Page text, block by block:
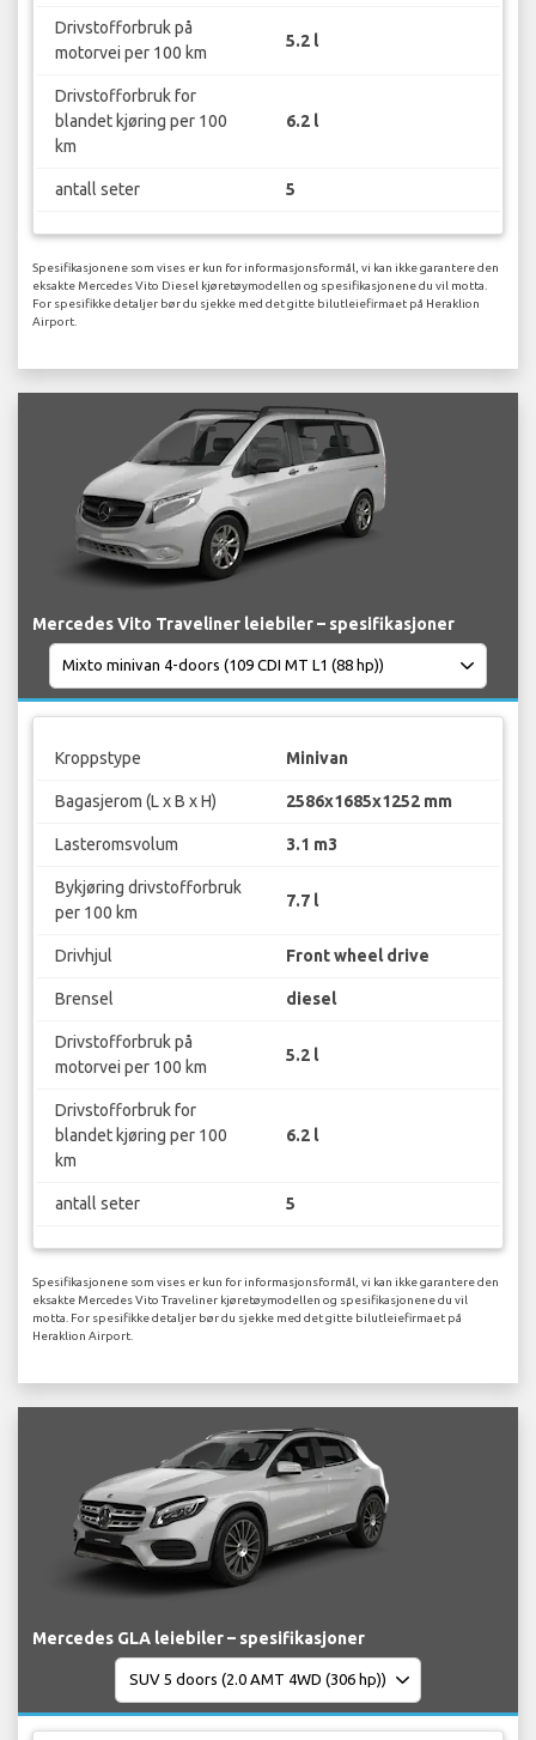
Drivstofforbruk på
motorvei per 100 km
5.2 l
Drivstofforbruk for
blandet kjøring per 100
km
6.2 l
antall seter 5
Spesifikasjonene som vises er kun for informasjonsformål, vi kan ikke garantere den
eksakte Mercedes Vito Diesel kjøretøymodellen og spesifikasjonene du vil motta.
For spesifikke detaljer bør du sjekke med det gitte bilutleiefirmaet på Heraklion
Airport.
Mercedes Vito Traveliner leiebiler – spesifikasjoner
Kroppstype Minivan
Bagasjerom (L x B x H) 2586x1685x1252 mm
Lasteromsvolum 3.1 m3
Bykjøring drivstofforbruk
per 100 km
7.7 l
Drivhjul Front wheel drive
Brensel diesel
Drivstofforbruk på
motorvei per 100 km
5.2 l
Drivstofforbruk for
blandet kjøring per 100
km
6.2 l
antall seter 5
Spesifikasjonene som vises er kun for informasjonsformål, vi kan ikke garantere den
eksakte Mercedes Vito Traveliner kjøretøymodellen og spesifikasjonene du vil
motta. For spesifikke detaljer bør du sjekke med det gitte bilutleiefirmaet på
Heraklion Airport.
Mercedes GLA leiebiler – spesifikasjoner